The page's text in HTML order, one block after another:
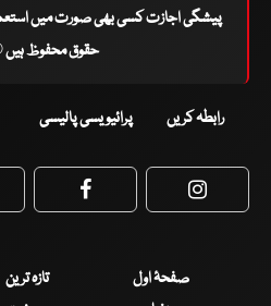
پیشگی اجازت کسی بھی صورت میں
حقوق محفوظ ہیں ©
رابطہ کریں پرائیویسی پالیسی
Facebook
صفحۂ اول تازہ ترین